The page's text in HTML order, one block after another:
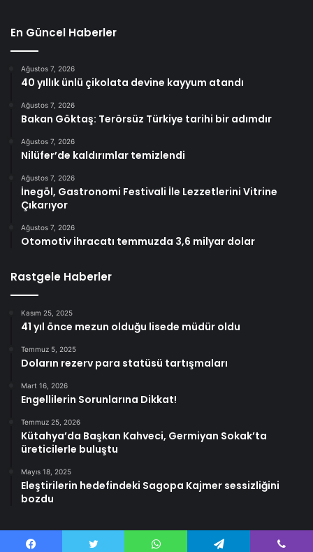
En Güncel Haberler
Ağustos 7, 2026
40 yıllık ünlü çikolata devine kayyum atandı
Ağustos 7, 2026
Bakan Göktaş: Terörsüz Türkiye tarihi bir adımdır
Ağustos 7, 2026
Nilüfer’de kaldırımlar temizlendi
Ağustos 7, 2026
İnegöl, Gastronomi Festivali İle Lezzetlerini Vitrine
Çıkarıyor
Ağustos 7, 2026
Otomotiv ihracatı temmuzda 3,6 milyar dolar
Rastgele Haberler
Kasım 25, 2025
41 yıl önce mezun olduğu lisede müdür oldu
Temmuz 5, 2025
Doların rezerv para statüsü tartışmaları
Mart 16, 2026
Engellilerin Sorunlarına Dikkat!
Temmuz 25, 2026
Kütahya’da Başkan Kahveci, Germiyan Sokak’ta
üreticilerle buluştu
Mayıs 18, 2025
Eleştirilerin hedefindeki Sagopa Kajmer sessizliğini
bozdu